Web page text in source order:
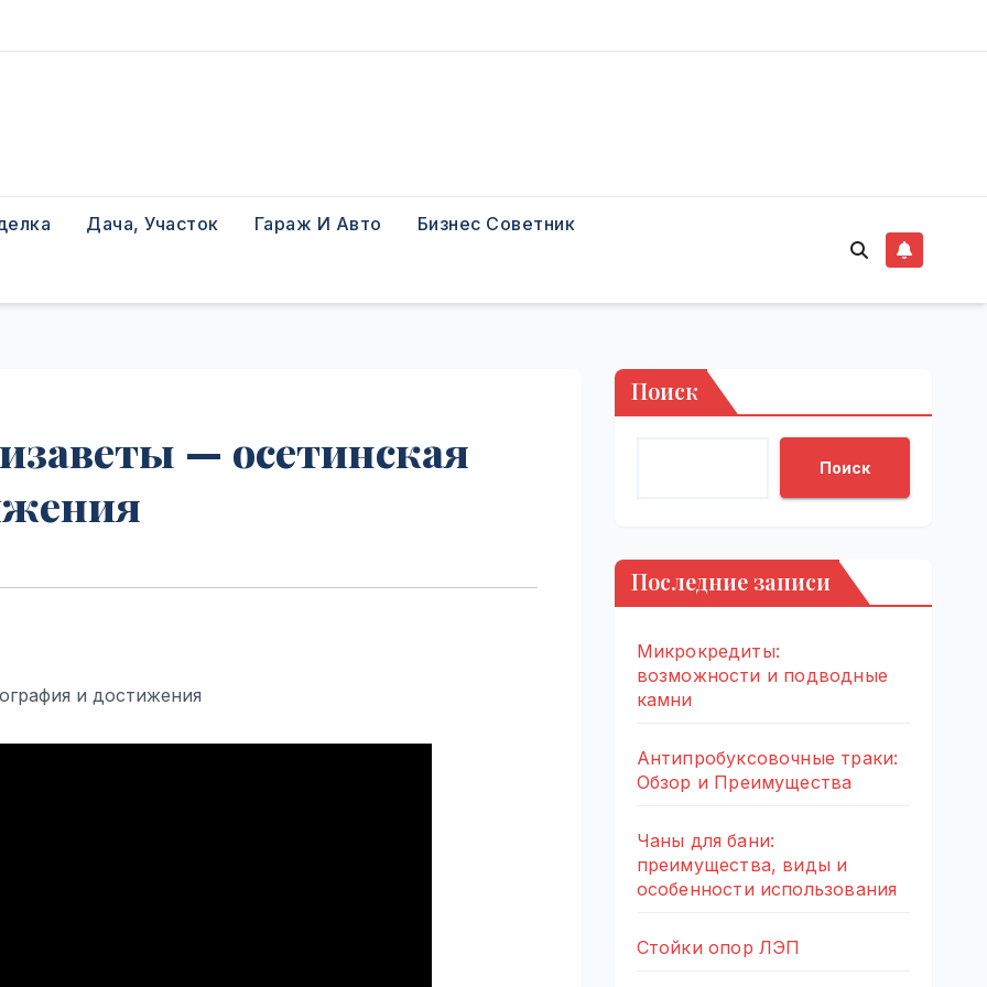
Дача, Участок Гараж И Авто Бизнес Советник
— осетинская
Поиск
Поиск
Последние записи
Микрокредиты:
возможности и подводные
камни
Антипробуксовочные траки:
Обзор и Преимущества
Чаны для бани:
преимущества, виды и
особенности использования
Стойки опор ЛЭП